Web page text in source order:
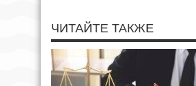
ЧИТАЙТЕ ТАКЖЕ